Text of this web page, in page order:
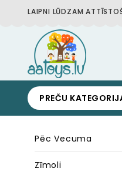
LAIPNI LŪDZAM
PREČU
Pēc Vecuma
Zīmoli